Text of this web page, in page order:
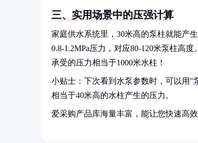
三、实用场景中的压强计算
家庭供水系统里，30米高的泵柱就能产
0.8-1.2MPa压力，对应80-120米泵柱高度
承受的压力相当于1000米水柱！
小贴士：下次看到水泵参数时，可以用"
相当于40米高的水柱产生的压力。
爱采购产品库海量丰富，能让您快速高